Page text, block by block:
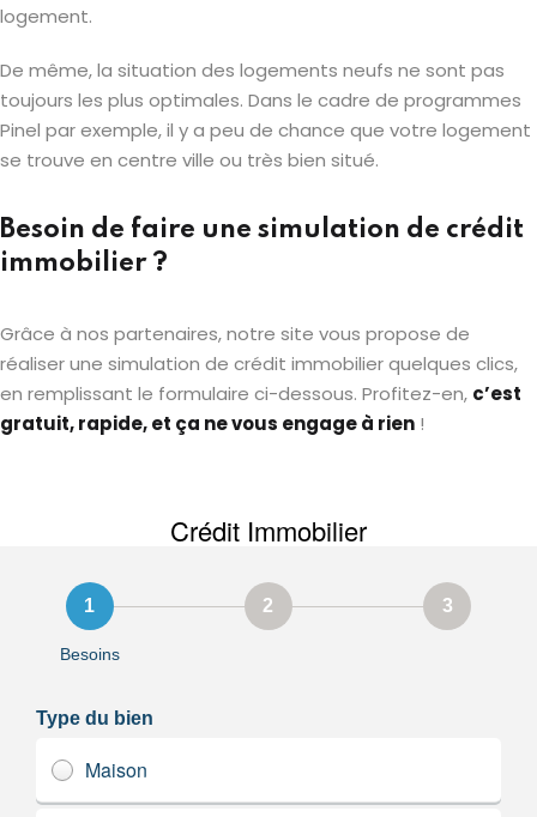
logement.
De même, la situation des logements neufs ne sont pas
toujours les plus optimales. Dans le cadre de programmes
Pinel par exemple, il y a peu de chance que votre logement
se trouve en centre ville ou très bien situé.
Besoin de faire une simulation de crédit
immobilier ?
Grâce à nos partenaires, notre site vous propose de
réaliser une simulation de crédit immobilier quelques clics,
en remplissant le formulaire ci-dessous. Profitez-en, c’est
gratuit, rapide, et ça ne vous engage à rien !